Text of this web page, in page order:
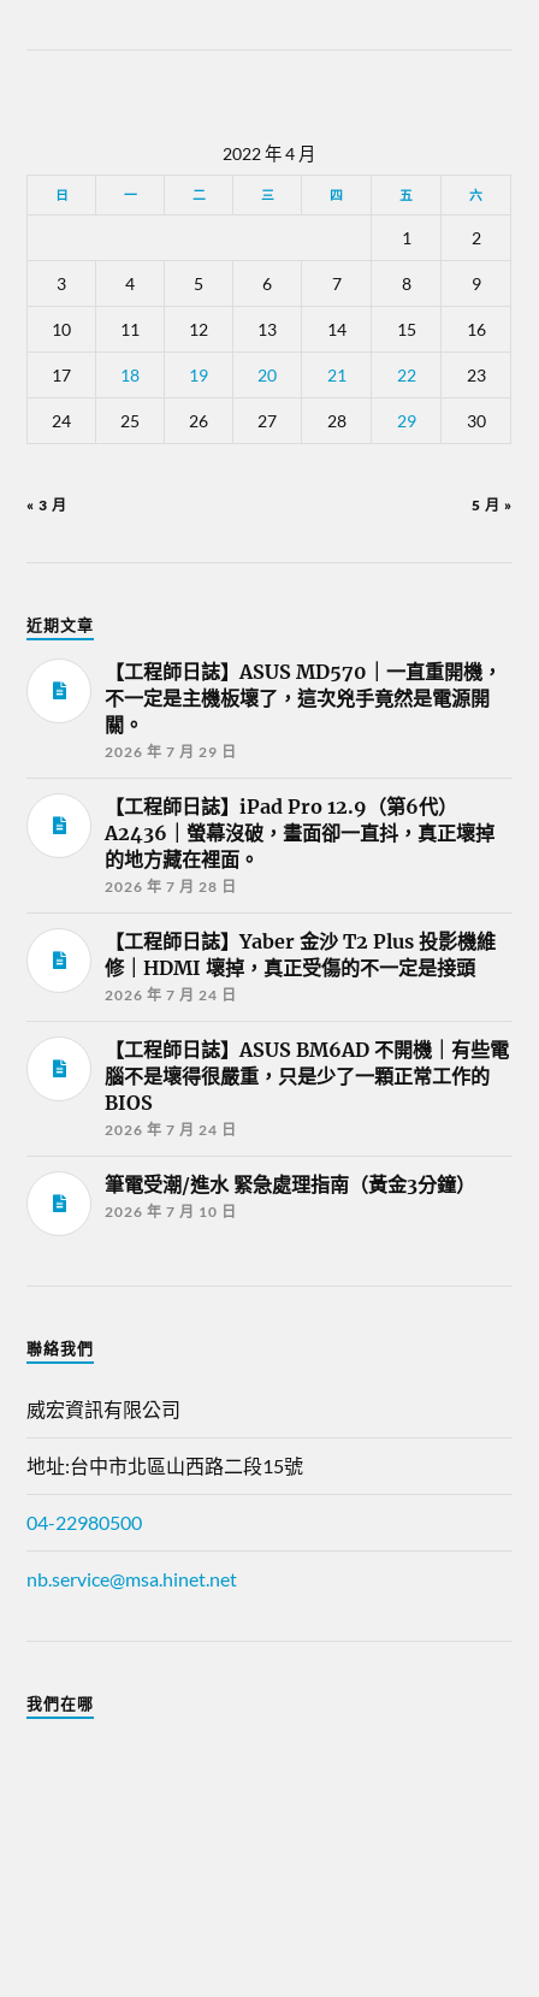
2022 年 4 月
日 一 二 三 四 五 六
1 2
3 4 5 6 7 8 9
10 11 12 13 14 15 16
17 18 19 20 21 22 23
24 25 26 27 28 29 30
« 3 月 5 月 »
近期文章
【工程師日誌】ASUS MD570｜一直重開機，
不一定是主機板壞了，這次兇手竟然是電源開
關。
2026 年 7 月 29 日
【工程師日誌】iPad Pro 12.9（第6代）
A2436｜螢幕沒破，畫面卻一直抖，真正壞掉
的地方藏在裡面。
2026 年 7 月 28 日
【工程師日誌】Yaber 金沙 T2 Plus 投影機維
修｜HDMI 壞掉，真正受傷的不一定是接頭
2026 年 7 月 24 日
【工程師日誌】ASUS BM6AD 不開機｜有些電
腦不是壞得很嚴重，只是少了一顆正常工作的
BIOS
2026 年 7 月 24 日
筆電受潮/進水 緊急處理指南（黃金3分鐘）
2026 年 7 月 10 日
聯絡我們
威宏資訊有限公司
地址:台中市北區山西路二段15號
04-22980500
nb.service@msa.hinet.net
我們在哪